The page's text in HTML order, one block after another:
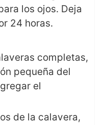
los ojos. Deja
24 horas.
completas,
pequeña del
el
de la calavera,